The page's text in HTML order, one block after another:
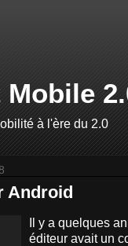
à l'ère du 2.0
Android
Il y a quelques
éditeur avait un